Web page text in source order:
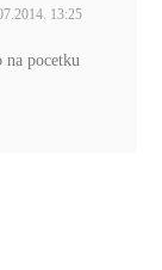
13:25
na pocetku